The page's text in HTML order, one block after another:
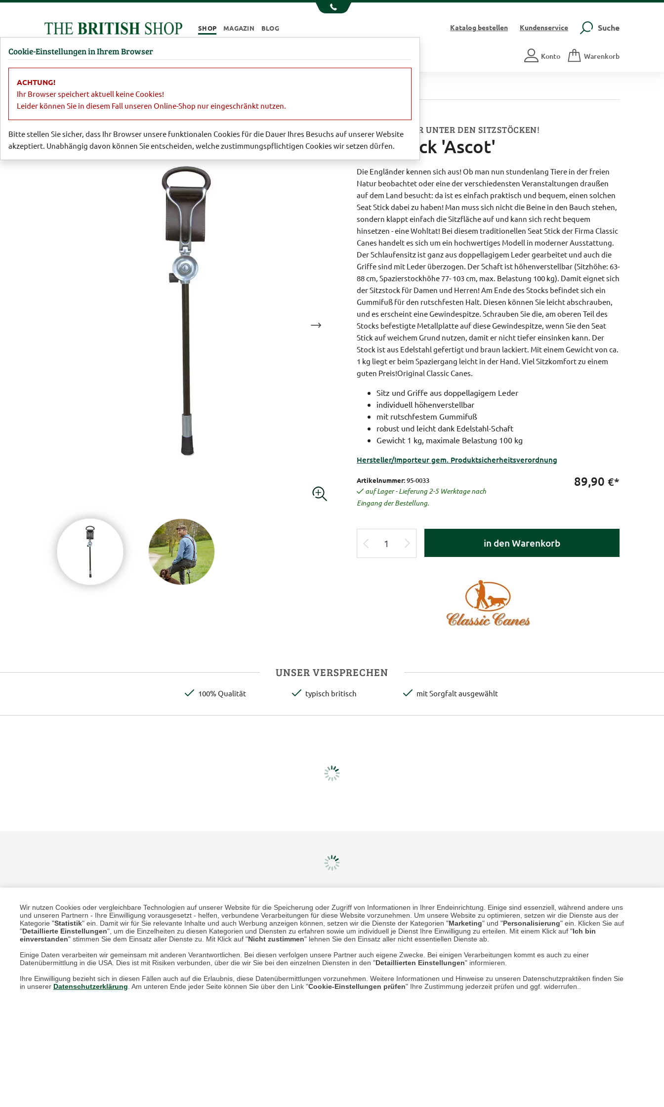
Wir nutzen Cookies oder vergleichbare Technologien auf unserer Website für die Speicherung oder Zugriff von Informationen in Ihrer Endeinrichtung. Einige sind essenziell, während andere uns
und unseren Partnern - Ihre Einwilligung vorausgesetzt - helfen, verbundene Verarbeitungen für diese Website vorzunehmen. Um unsere Website zu optimieren, setzen wir die Dienste aus der
Kategorie "Statistik" ein. Damit wir für Sie relevante Inhalte und auch Werbung anzeigen können, setzen wir die Dienste der Kategorien "Marketing" und "Personalisierung" ein. Klicken Sie auf
"Detaillierte Einstellungen", um die Einzelheiten zu diesen Kategorien und Diensten zu erfahren sowie um individuell je Dienst Ihre Einwilligung zu erteilen. Mit einem Klick auf "Ich bin
einverstanden" stimmen Sie dem Einsatz aller Dienste zu. Mit Klick auf "Nicht zustimmen" lehnen Sie den Einsatz aller nicht essentiellen Dienste ab.
Einige Daten verarbeiten wir gemeinsam mit anderen Verantwortlichen. Bei diesen verfolgen unsere Partner auch eigene Zwecke. Bei einigen Verarbeitungen kommt es auch zu einer
Datenübermittlung in die USA. Dies ist mit Risiken verbunden, über die wir Sie bei den einzelnen Diensten in den "Detaillierten Einstellungen" informieren.
Ihre Einwilligung bezieht sich in diesen Fällen auch auf die Erlaubnis, diese Datenübermittlungen vorzunehmen. Weitere Informationen und Hinweise zu unseren Datenschutzpraktiken finden Sie
in unserer Datenschutzerklärung. Am unteren Ende jeder Seite können Sie über den Link "Cookie-Einstellungen prüfen" Ihre Zustimmung jederzeit prüfen und ggf. widerrufen..
SHOP MAGAZIN BLOG Katalogbestellen Kundenservice Suche
Damen Herren Barbour Parfümerie Konto Warenkorb
DER KLASSIKER UNTER DEN SITZSTÖCKEN!
Seat Stick 'Ascot'
Die Engländer kennen sich aus! Ob man nun stundenlang Tiere in der freien
Natur beobachtet oder eine der verschiedensten Veranstaltungen draußen
auf dem Land besucht: da ist es einfach praktisch und bequem, einen solchen
Seat Stick dabei zu haben! Man muss sich nicht die Beine in den Bauch stehen,
sondern klappt einfach die Sitzfläche auf und kann sich recht bequem
hinsetzen - eine Wohltat! Bei diesem traditionellen Seat Stick der Firma Classic
Canes handelt es sich um ein hochwertiges Modell in moderner Ausstattung.
Der Schlaufensitz ist ganz aus doppellagigem Leder gearbeitet und auch die
Griffe sind mit Leder überzogen. Der Schaft ist höhenverstellbar (Sitzhöhe: 63-
88 cm, Spazierstockhöhe 77- 103 cm, max. Belastung 100 kg). Damit eignet sich
der Sitzstock für Damen und Herren! Am Ende des Stocks befindet sich ein
Gummifuß für den rutschfesten Halt. Diesen können Sie leicht abschrauben,
und es erscheint eine Gewindespitze. Schrauben Sie die, am oberen Teil des
Stocks befestigte Metallplatte auf diese Gewindespitze, wenn Sie den Seat
Stick auf weichem Grund nutzen, damit er nicht tiefer einsinken kann. Der
Stock ist aus Edelstahl gefertigt und braun lackiert. Mit einem Gewicht von ca.
1 kg liegt er beim Spaziergang leicht in der Hand. Viel Sitzkomfort zu einem
guten Preis!Original Classic Canes.
Sitz und Griffe aus doppellagigem Leder
individuell höhenverstellbar
mit rutschfestem Gummifuß
robust und leicht dank Edelstahl-Schaft
Gewicht 1 kg, maximale Belastung 100 kg
Hersteller/Importeur gem. Produktsicherheitsverordnung
Artikelnummer:95-0033
auf Lager - Lieferung 2-5 Werktage nach
Eingang der Bestellung.
89,90 €*
in den Warenkorb
UNSER VERSPRECHEN
100% Qualität typisch britisch mit Sorgfalt ausgewählt
Unsere Services für Sie
Online Magazin
Newsletter-Archiv
Größenberater
Mehr erfahren
Über uns
AGB
Datenschutz
UnsereVersand- und Zahlungsarten
Cookie-Einstellungen in Ihrem Browser
ACHTUNG!
Ihr Browser speichert aktuell keine Cookies!
Leider können Sie in diesem Fall unseren Online-Shop nur eingeschränkt nutzen.
Bitte stellen Sie sicher, dass Ihr Browser unsere funktionalen Cookies für die Dauer Ihres Besuchs auf unserer Website
akzeptiert. Unabhängig davon können Sie entscheiden, welche zustimmungspflichtigen Cookies wir setzen dürfen.